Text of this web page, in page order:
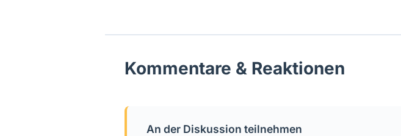
Kommentare & Reaktionen
An der Diskussion teilnehmen